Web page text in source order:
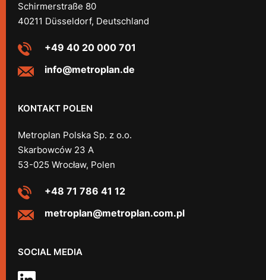
Schirmerstraße 80
40211 Düsseldorf, Deutschland
+49 40 20 000 701
info@metroplan.de
KONTAKT POLEN
Metroplan Polska Sp. z o.o.
Skarbowców 23 A
53-025 Wrocław, Polen
+48 71 786 41 12
metroplan@metroplan.com.pl
SOCIAL MEDIA